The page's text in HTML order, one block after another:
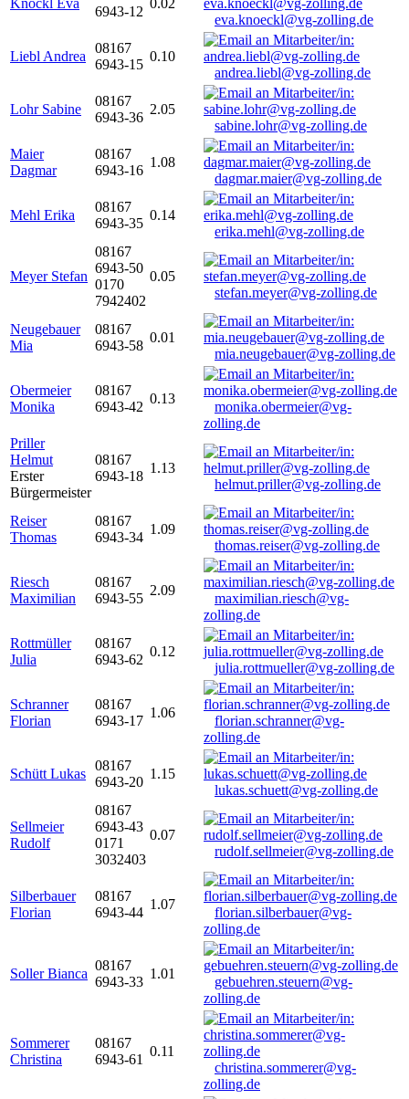
Knöckl Eva
6943-12
0.02
eva.knoeckl@vg-zolling.de
Liebl Andrea
08167
6943-15
0.10
andrea.liebl@vg-zolling.de
Lohr Sabine
08167
6943-36
2.05
sabine.lohr@vg-zolling.de
Maier
Dagmar
08167
6943-16
1.08
dagmar.maier@vg-zolling.de
Mehl Erika
08167
6943-35
0.14
erika.mehl@vg-zolling.de
Meyer Stefan
08167
6943-50
0170
7942402
0.05
stefan.meyer@vg-zolling.de
Neugebauer
Mia
08167
6943-58
0.01
mia.neugebauer@vg-zolling.de
Obermeier
Monika
08167
6943-42
0.13
monika.obermeier@vg-
zolling.de
Priller
Helmut
Erster
Bürgermeister
08167
6943-18
1.13
helmut.priller@vg-zolling.de
Reiser
Thomas
08167
6943-34
1.09
thomas.reiser@vg-zolling.de
Riesch
Maximilian
08167
6943-55
2.09
maximilian.riesch@vg-
zolling.de
Rottmüller
Julia
08167
6943-62
0.12
julia.rottmueller@vg-zolling.de
Schranner
Florian
08167
6943-17
1.06
florian.schranner@vg-
zolling.de
Schütt Lukas
08167
6943-20
1.15
lukas.schuett@vg-zolling.de
Sellmeier
Rudolf
08167
6943-43
0171
3032403
0.07
rudolf.sellmeier@vg-zolling.de
Silberbauer
Florian
08167
6943-44
1.07
florian.silberbauer@vg-
zolling.de
Soller Bianca
08167
6943-33
1.01
gebuehren.steuern@vg-
zolling.de
Sommerer
Christina
08167
6943-61
0.11
christina.sommerer@vg-
zolling.de